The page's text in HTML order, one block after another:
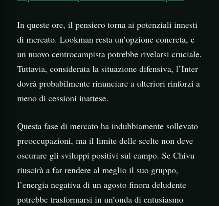
In queste ore, il pensiero torna ai potenziali innesti
di mercato. Lookman resta un’opzione concreta, e
un nuovo centrocampista potrebbe rivelarsi cruciale.
Tuttavia, considerata la situazione difensiva, l’Inter
dovrà probabilmente rinunciare a ulteriori rinforzi a
meno di cessioni inattese.
Questa fase di mercato ha indubbiamente sollevato
preoccupazioni, ma il limite delle scelte non deve
oscurare gli sviluppi positivi sul campo. Se Chivu
riuscirà a far rendere al meglio il suo gruppo,
l’energia negativa di un agosto finora deludente
potrebbe trasformarsi in un’onda di entusiasmo